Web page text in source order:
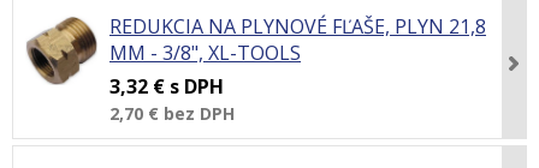
REDUKCIA NA PLYNOVÉ FĽAŠE, PLYN 21,8
MM - 3/8", XL-TOOLS
3,32 € s DPH
2,70 € bez DPH